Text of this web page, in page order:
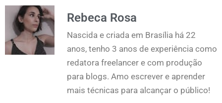
Rebeca Rosa
Nascida e criada em Brasília há 22
anos, tenho 3 anos de experiência como
redatora freelancer e com produção
para blogs. Amo escrever e aprender
mais técnicas para alcançar o público!